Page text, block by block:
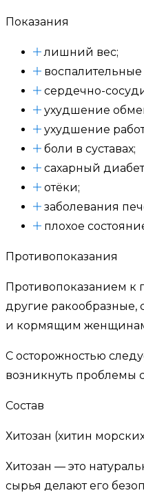
Показания
лишний вес;
сердечно-
ухудшение
ухудшение
боли в суставах;
сахарный
отёки;
заболевания
плохое
Противопоказания
Противопоказанием к
другие ракообразные,
и кормящим женщинам,
С осторожностью
возникнуть проблемы
Состав
Хитозан (хитин
Хитозан — это
сырья делают его